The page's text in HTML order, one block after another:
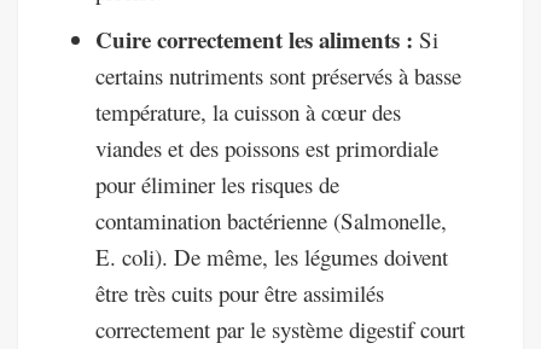
Cuire correctement les aliments : Si
certains nutriments sont préservés à basse
température, la cuisson à cœur des
viandes et des poissons est primordiale
pour éliminer les risques de
contamination bactérienne (Salmonelle,
E. coli). De même, les légumes doivent
être très cuits pour être assimilés
correctement par le système digestif court